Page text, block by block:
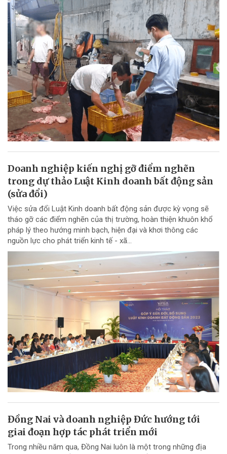
Doanh nghiệp kiến nghị gỡ điểm nghẽn
trong dự thảo Luật Kinh doanh bất động sản
(sửa đổi)
Việc sửa đổi Luật Kinh doanh bất động sản được kỳ vọng sẽ
tháo gỡ các điểm nghẽn của thị trường, hoàn thiện khuôn khổ
pháp lý theo hướng minh bạch, hiện đại và khơi thông các
nguồn lực cho phát triển kinh tế - xã...
Đồng Nai và doanh nghiệp Đức hướng tới
giai đoạn hợp tác phát triển mới
Trong nhiều năm qua, Đồng Nai luôn là một trong những địa